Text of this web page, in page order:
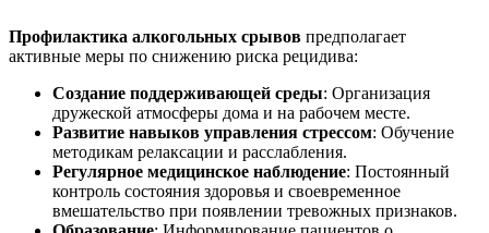
Профилактика алкогольных срывов предполагает
активные меры по снижению риска рецидива:
Создание поддерживающей среды: Организация
дружеской атмосферы дома и на рабочем месте.
Развитие навыков управления стрессом: Обучение
методикам релаксации и расслабления.
Регулярное медицинское наблюдение: Постоянный
контроль состояния здоровья и своевременное
вмешательство при появлении тревожных признаков.